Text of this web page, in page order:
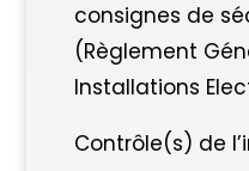
consignes de
(Règlement
Installations
Contrôle(s) de